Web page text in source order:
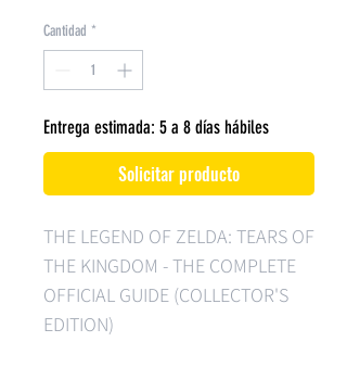
Cantidad *
Entrega estimada: 5 a 8 días hábiles
Solicitar producto
THE LEGEND OF ZELDA: TEARS OF
THE KINGDOM - THE COMPLETE
OFFICIAL GUIDE (COLLECTOR'S
EDITION)